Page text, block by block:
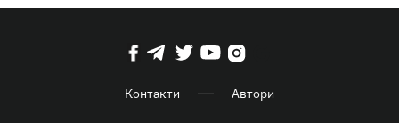
Контакти Автори